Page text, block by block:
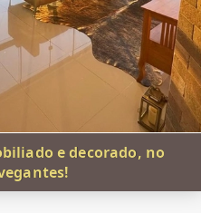
e decorado, no